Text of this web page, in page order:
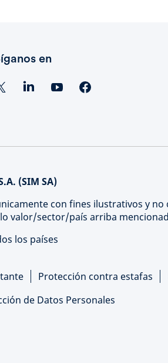
en
(SIM SA)
con fines ilustrativos y no
valor/sector/país arriba
los países
Protección contra estafas
de Datos Personales